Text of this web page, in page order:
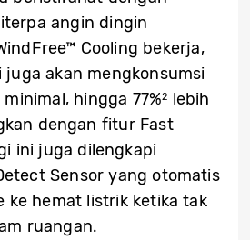
angin dingin
Cooling bekerja,
juga akan mengkonsumsi
hingga 77%2 lebih
dengan fitur Fast
ini juga dilengkapi
Sensor yang otomatis
ke hemat listrik ketika tak
ruangan.